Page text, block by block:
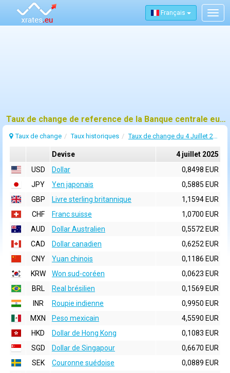
Français
Taux de change de reference de la Banque centrale europeenne (BCE) pour 4 juillet 2025
Taux de change Taux historiques Taux de change du 4 Juillet 2025
Devise
4 juillet 2025
USD
Dollar
0,8498 EUR
JPY
Yen japonais
0,5885 EUR
GBP
Livre sterling britannique
1,1594 EUR
CHF
Franc suisse
1,0700 EUR
AUD
Dollar Australien
0,5572 EUR
CAD
Dollar canadien
0,6252 EUR
CNY
Yuan chinois
0,1186 EUR
KRW
Won sud-coréen
0,0623 EUR
BRL
Real brésilien
0,1569 EUR
INR
Roupie indienne
0,9950 EUR
MXN
Peso mexicain
4,5590 EUR
HKD
Dollar de Hong Kong
0,1083 EUR
SGD
Dollar de Singapour
0,6670 EUR
SEK
Couronne suédoise
0,0889 EUR